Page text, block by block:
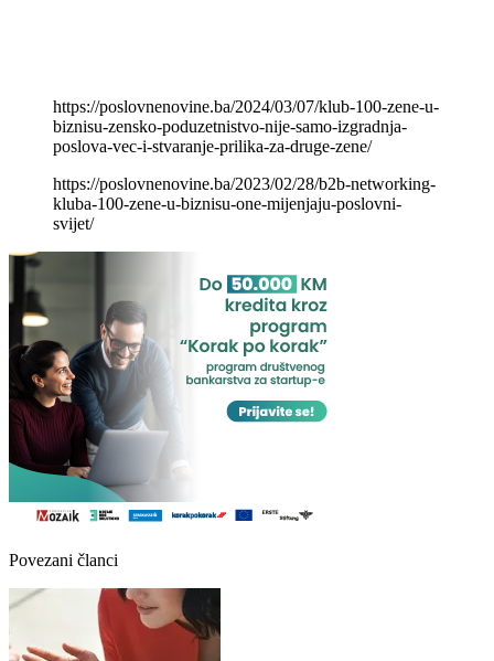
https://poslovnenovine.ba/2024/03/07/klub-100-zene-u-
biznisu-zensko-poduzetnistvo-nije-samo-izgradnja-
poslova-vec-i-stvaranje-prilika-za-druge-zene/
https://poslovnenovine.ba/2023/02/28/b2b-networking-
kluba-100-zene-u-biznisu-one-mijenjaju-poslovni-
svijet/
Povezani članci